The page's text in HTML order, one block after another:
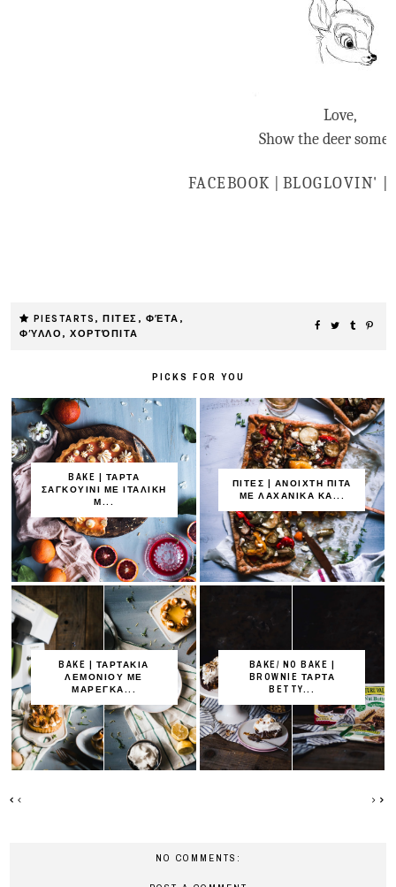
Love,
Show the deer some
FACEBOOK BLOGLOVIN' |
PIESTARTS , ΠΙΤΕΣ , ΦΈΤΑ ,
ΦΎΛΛΟ , ΧΟΡΤΌΠΙΤΑ
PICKS FOR YOU
BAKE | ΤΑΡΤΑ
ΣΑΓΚΟΥΙΝΙ ΜΕ ΙΤΑΛΙΚΗ
Μ...
ΠΙΤΕΣ | ΑΝΟΙΧΤΗ ΠΙΤΑ
ΜΕ ΛΑΧΑΝΙΚΑ ΚΑ...
BAKE | ΤΑΡΤΑΚΙΑ
ΛΕΜΟΝΙΟΥ ΜΕ
ΜΑΡΕΓΚΑ...
BAKE/ NO BAKE |
BROWNIE ΤΑΡΤΑ
BETTY...
NO COMMENTS: